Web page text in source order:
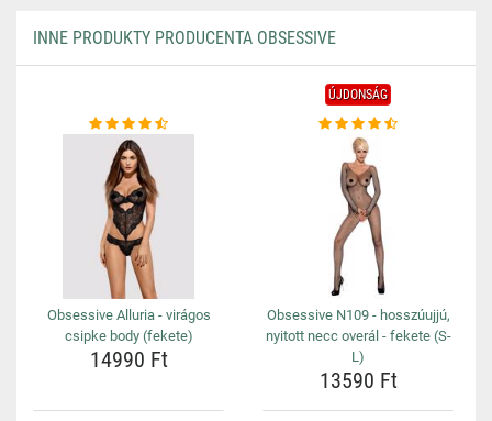
INNE PRODUKTY PRODUCENTA OBSESSIVE
Obsessive Alluria - virágos
csipke body (fekete)
14990 Ft
ÚJDONSÁG
Obsessive N109 - hosszúujjú,
nyitott necc overál - fekete (S-
L)
13590 Ft